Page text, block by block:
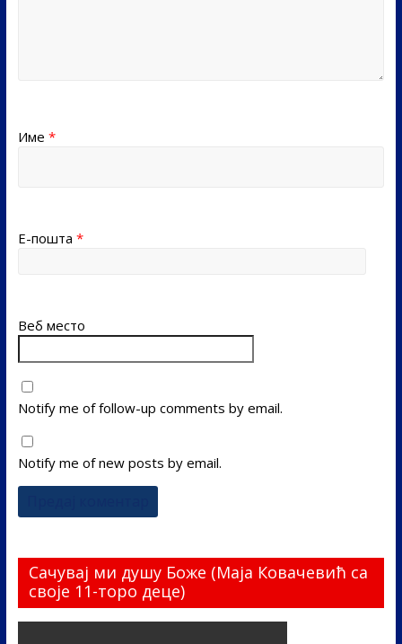
Име *
Е-пошта *
Веб место
Notify me of follow-up comments by email.
Notify me of new posts by email.
Сачувај ми душу Боже (Маја Ковачевић са
своје 11-торо деце)